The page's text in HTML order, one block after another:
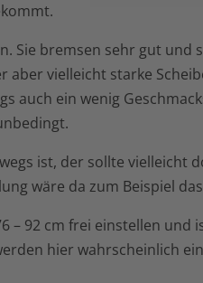
Sie bremsen sehr gut und
vielleicht starke
auch ein wenig
ist, der sollte vielleicht
wäre da zum Beispiel
– 92 cm frei einstellen und
hier wahrscheinlich